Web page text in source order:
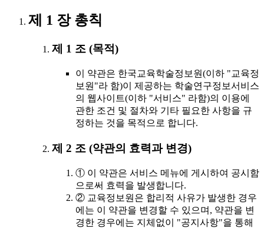
제 1 장 총칙
제 1 조 (목적)
이 약관은 한국교육학술정보원(이하 "교육정
보원"라 함)이 제공하는 학술연구정보서비스
의 웹사이트(이하 "서비스" 라함)의 이용에
관한 조건 및 절차와 기타 필요한 사항을 규
정하는 것을 목적으로 합니다.
제 2 조 (약관의 효력과 변경)
① 이 약관은 서비스 메뉴에 게시하여 공시함
으로써 효력을 발생합니다.
② 교육정보원은 합리적 사유가 발생한 경우
에는 이 약관을 변경할 수 있으며, 약관을 변
경한 경우에는 지체없이 "공지사항"을 통해